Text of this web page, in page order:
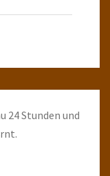
24 Stunden und